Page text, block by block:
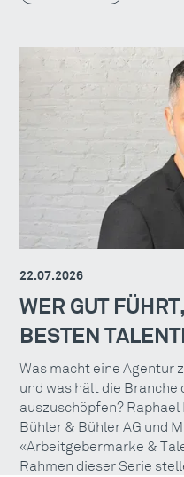
22.07.2026
WER GUT
BESTEN
Was macht eine Agentur
und was hält die Branche
auszuschöpfen? Raphael
Bühler & Bühler AG und
«Arbeitgebermarke &
Rahmen dieser Serie